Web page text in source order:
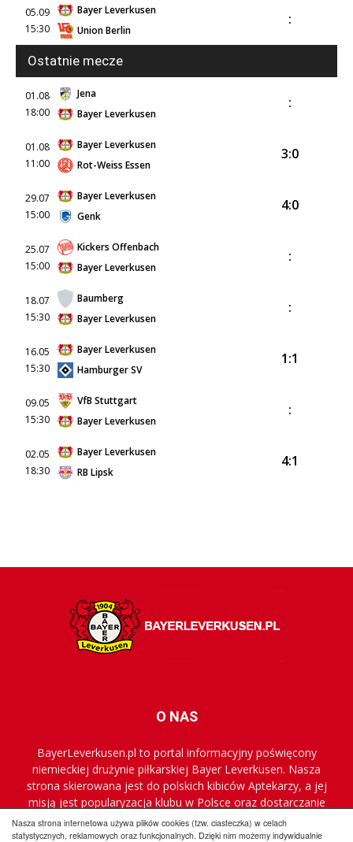
Nasza strona internetowa używa plików cookies (tzw. ciasteczka) w celach
statystycznych, reklamowych oraz funkcjonalnych. Dzięki nim możemy indywidualnie
05.09
15:30
Bayer Leverkusen
Union Berlin
:
Ostatnie mecze
01.08
18:00
Jena
Bayer Leverkusen
:
01.08
11:00
Bayer Leverkusen
Rot-Weiss Essen
3:0
29.07
15:00
Bayer Leverkusen
Genk
4:0
25.07
15:00
Kickers Offenbach
Bayer Leverkusen
:
18.07
15:30
Baumberg
Bayer Leverkusen
:
16.05
15:30
Bayer Leverkusen
Hamburger SV
1:1
09.05
15:30
VfB Stuttgart
Bayer Leverkusen
:
02.05
18:30
Bayer Leverkusen
RB Lipsk
4:1
O NAS
BayerLeverkusen.pl to portal informacyjny poświęcony
niemieckiej drużynie piłkarskiej Bayer Leverkusen. Nasza
strona skierowana jest do polskich kibiców Aptekarzy, a jej
misją jest popularyzacja klubu w Polsce oraz dostarczanie
najnowszych informacji.